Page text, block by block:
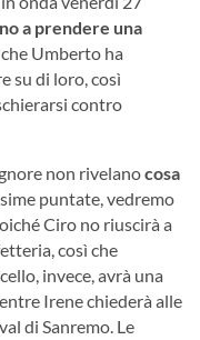
a prendere una
Umberto ha
su di loro, così
contro
non rivelanocosa
puntate, vedremo
Ciro no riuscirà a
così che
invece, avrà una
Irene chiederà alle
di Sanremo. Le